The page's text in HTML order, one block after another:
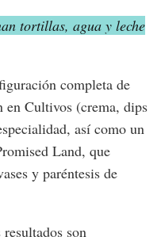
tortillas, agua y leche
completa de
en Cultivos (crema, dips
así como un
Land, que
y paréntesis de
son